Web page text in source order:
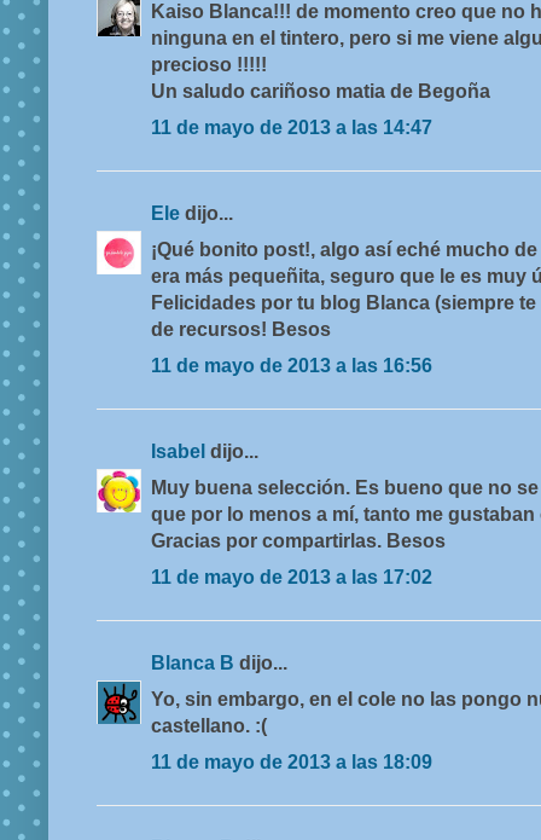
Kaiso Blanca!!! de momento creo que no
ninguna en el tintero, pero si me viene
precioso !!!!!
Un saludo cariñoso matia de Begoña
11 de mayo de 2013 a las 14:47
Ele dijo...
¡Qué bonito post!, algo así eché mucho
era más pequeñita, seguro que le es muy
Felicidades por tu blog Blanca (siempre
de recursos! Besos
11 de mayo de 2013 a las 16:56
Isabel dijo...
Muy buena selección. Es bueno que no
que por lo menos a mí, tanto me
Gracias por compartirlas. Besos
11 de mayo de 2013 a las 17:02
Blanca B dijo...
Yo, sin embargo, en el cole no las pongo
castellano. :(
11 de mayo de 2013 a las 18:09